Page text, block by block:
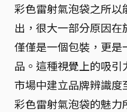
彩色雷射氣泡袋之所
出，很大一部分原因在
僅僅是一個包裝，更
品。這種視覺上的吸
市場中建立品牌辨識
彩色雷射氣泡袋的魅力